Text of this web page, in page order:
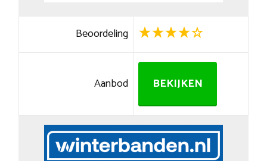
Beoordeling
Aanbod BEKIJKEN